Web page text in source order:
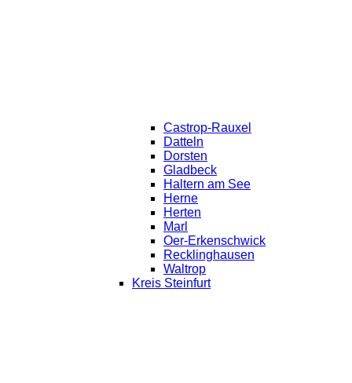
Castrop-Rauxel
Datteln
Dorsten
Gladbeck
Haltern am See
Herne
Herten
Marl
Oer-Erkenschwick
Recklinghausen
Waltrop
Kreis Steinfurt